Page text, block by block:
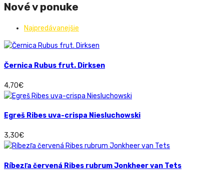
Nové v ponuke
Najpredávanejšie
Černica Rubus frut. Dirksen
4,70€
Egreš Ribes uva-crispa Niesluchowski
3,30€
Ríbezľa červená Ribes rubrum Jonkheer van Tets